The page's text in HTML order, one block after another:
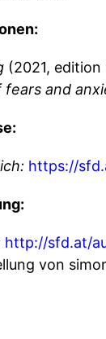
(2021, edition
fears and
https://
http://sfd.at/
von